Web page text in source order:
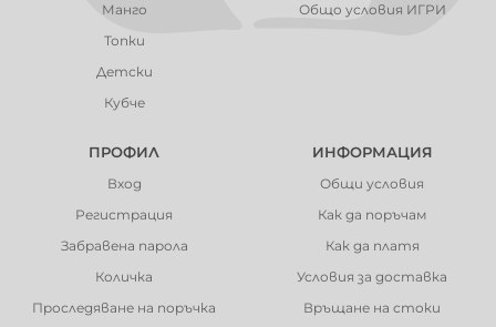
Манго
Топки
Детски
Кубче
Общо условия ИГРИ
ПРОФИЛ
Вход
Регистрация
Забравена парола
Количка
Проследяване на поръчка
ИНФОРМАЦИЯ
Общи условия
Как да поръчам
Как да платя
Условия за доставка
Връщане на стоки